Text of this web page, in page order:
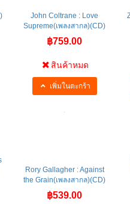
John Coltrane : Love
Supreme(เพลงสากล)(CD)
สินค้าหมด
เพิ่มในตะกร้า
Rory Gallagher : Against
the Grain(เพลงสากล)(CD)